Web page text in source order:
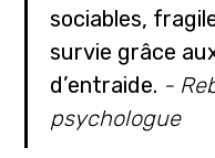
sociables,
survie grâce
d’entraide. -
psychologue